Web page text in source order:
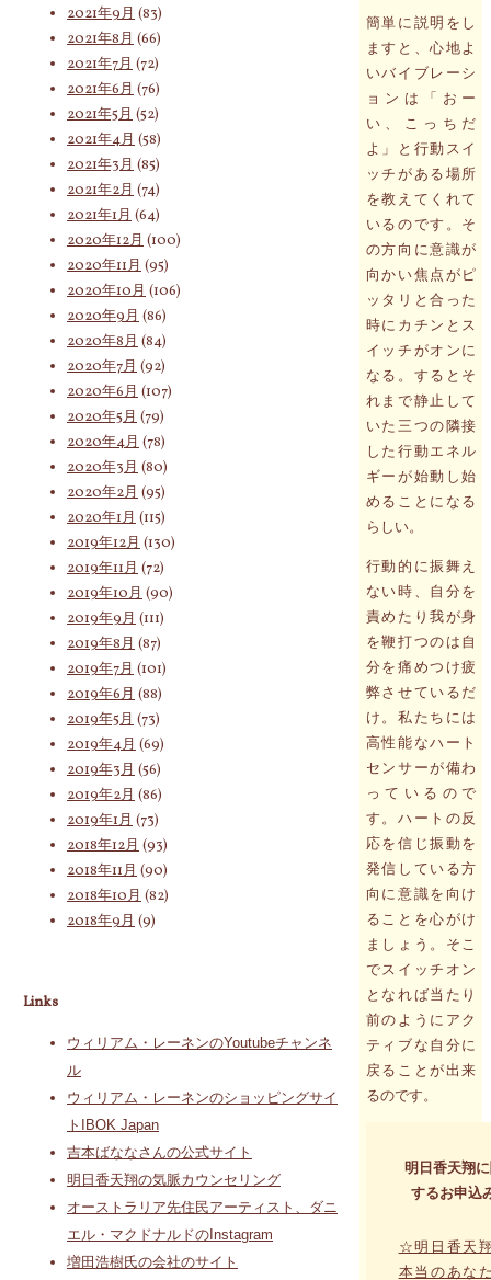
簡単に説明をし
ますと、心地よ
いバイブレーシ
ョンは「おー
い、こっちだ
よ」と行動スイ
ッチがある場所
を教えてくれて
いるのです。そ
の方向に意識が
向かい焦点がピ
ッタリと合った
時にカチンとス
イッチがオンに
なる。するとそ
れまで静止して
いた三つの隣接
した行動エネル
ギーが始動し始
めることになる
らしい。
行動的に振舞え
ない時、自分を
責めたり我が身
を鞭打つのは自
分を痛めつけ疲
弊させているだ
け。私たちには
高性能なハート
センサーが備わ
っているので
す。ハートの反
応を信じ振動を
発信している方
向に意識を向け
ることを心がけ
ましょう。そこ
でスイッチオン
となれば当たり
前のようにアク
ティブな自分に
戻ることが出来
るのです。
明日香天翔
するお申込
☆明日香天
本当のあな
2021年9月 (83)
2021年8月 (66)
2021年7月 (72)
2021年6月 (76)
2021年5月 (52)
2021年4月 (58)
2021年3月 (85)
2021年2月 (74)
2021年1月 (64)
2020年12月 (100)
2020年11月 (95)
2020年10月 (106)
2020年9月 (86)
2020年8月 (84)
2020年7月 (92)
2020年6月 (107)
2020年5月 (79)
2020年4月 (78)
2020年3月 (80)
2020年2月 (95)
2020年1月 (115)
2019年12月 (130)
2019年11月 (72)
2019年10月 (90)
2019年9月 (111)
2019年8月 (87)
2019年7月 (101)
2019年6月 (88)
2019年5月 (73)
2019年4月 (69)
2019年3月 (56)
2019年2月 (86)
2019年1月 (73)
2018年12月 (93)
2018年11月 (90)
2018年10月 (82)
2018年9月 (9)
Links
ウィリアム・レーネンのYoutubeチャンネ
ル
ウィリアム・レーネンのショッピングサイ
トIBOK Japan
吉本ばななさんの公式サイト
明日香天翔の気脈カウンセリング
オーストラリア先住民アーティスト、ダニ
エル・マクドナルドのInstagram
増田浩樹氏の会社のサイト